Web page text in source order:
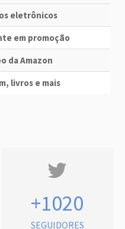
eletrônicos
em promoção
da Amazon
livros e mais
+1020
SEGUIDORES